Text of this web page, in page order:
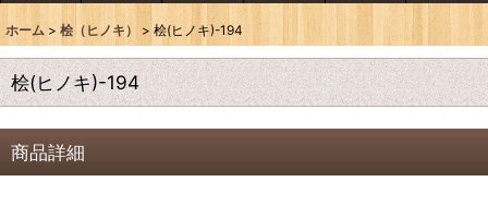
ホーム > 桧（ヒノキ） > 桧(ヒノキ)-194
桧(ヒノキ)-194
商品詳細